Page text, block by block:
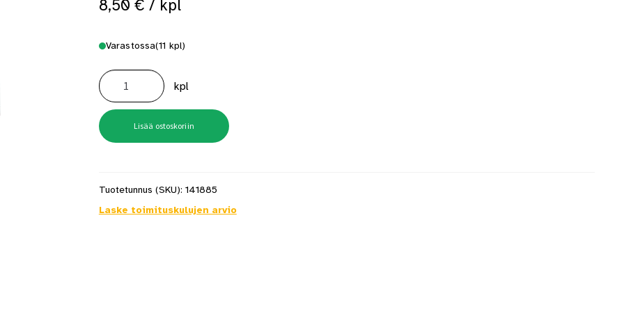
saunan puupinnat taas siisteiksi
8,50 € / kpl
Varastossa(11 kpl)
Portinsalpa
lukittava
Musta
määrä
kpl
Lisää ostoskoriin
Tuotetunnus (SKU): 141885
Laske toimituskulujen arvio